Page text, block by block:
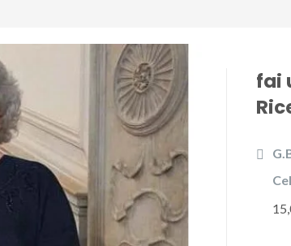
fai